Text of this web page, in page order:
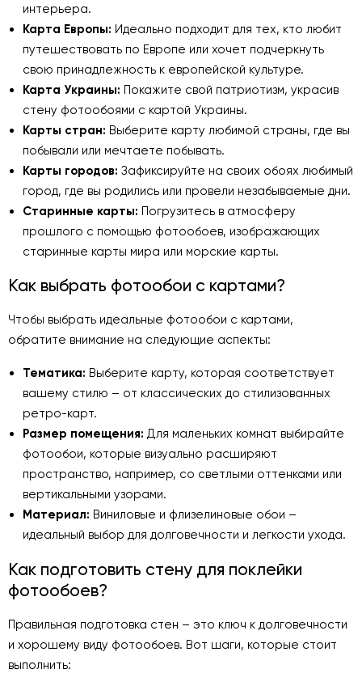
интерьера.
Карта Европы: Идеально подходит для тех, кто любит
путешествовать по Европе или хочет подчеркнуть
свою принадлежность к европейской культуре.
Карта Украины: Покажите свой патриотизм, украсив
стену фотообоями с картой Украины.
Карты стран: Выберите карту любимой страны, где вы
побывали или мечтаете побывать.
Карты городов: Зафиксируйте на своих обоях любимый
город, где вы родились или провели незабываемые дни.
Старинные карты: Погрузитесь в атмосферу
прошлого с помощью фотообоев, изображающих
старинные карты мира или морские карты.
Как выбрать фотообои с картами?
Чтобы выбрать идеальные фотообои с картами,
обратите внимание на следующие аспекты:
Тематика: Выберите карту, которая соответствует
вашему стилю – от классических до стилизованных
ретро-карт.
Размер помещения: Для маленьких комнат выбирайте
фотообои, которые визуально расширяют
пространство, например, со светлыми оттенками или
вертикальными узорами.
Материал: Виниловые и флизелиновые обои –
идеальный выбор для долговечности и легкости ухода.
Как подготовить стену для поклейки
фотообоев?
Правильная подготовка стен – это ключ к долговечности
и хорошему виду фотообоев. Вот шаги, которые стоит
выполнить: